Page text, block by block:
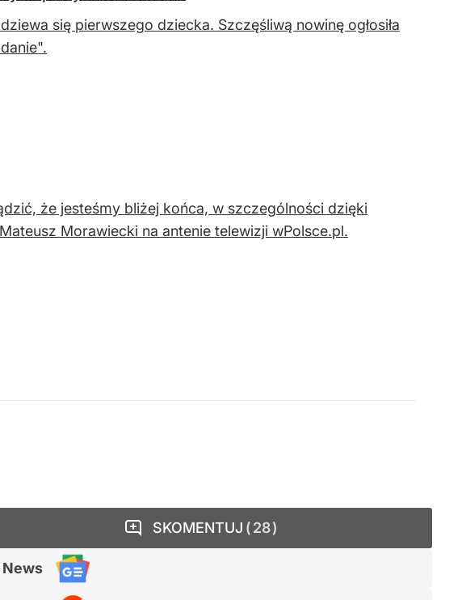
się pierwszego dziecka. Szczęśliwą nowinę ogłosiła
że jesteśmy bliżej końca, w szczególności dzięki
Morawiecki na antenie telewizji wPolsce.pl.
SKOMENTUJ 28